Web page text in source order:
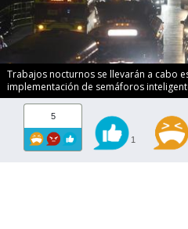
Trabajos nocturnos se llevarán a cabo
implementación de semáforos
5
1